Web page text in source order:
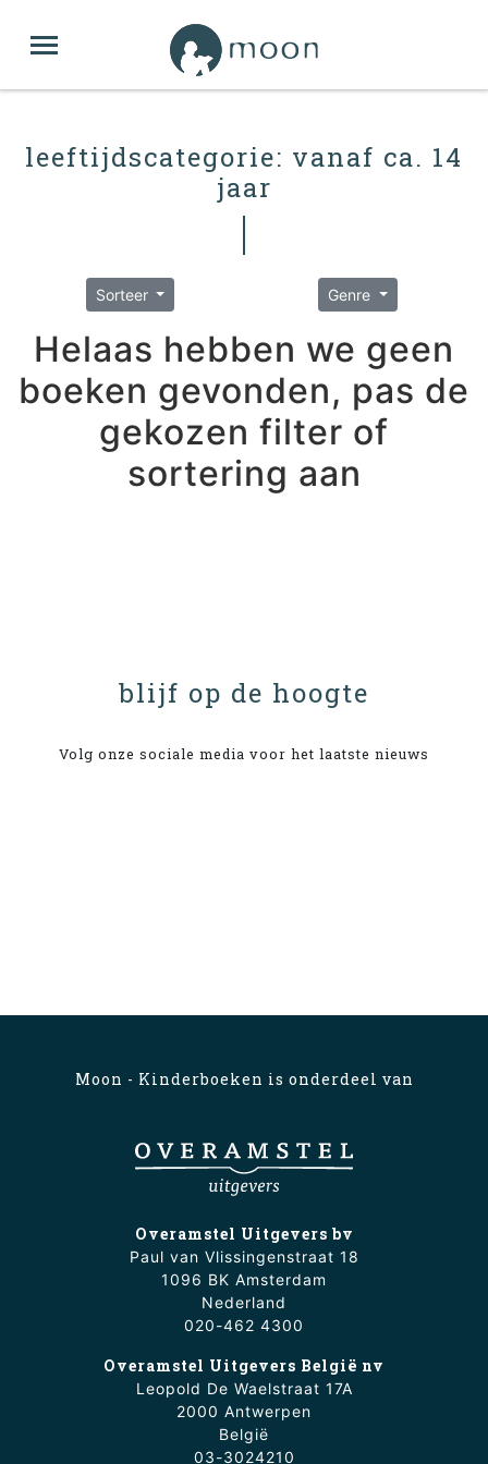
leeftijdscategorie: vanaf ca. 14
jaar
Sorteer Genre
Helaas hebben we geen
boeken gevonden, pas de
gekozen filter of
sortering aan
blijf op de hoogte
Volg onze sociale media voor het laatste nieuws
Moon - Kinderboeken is onderdeel van
Overamstel Uitgevers bv
Paul van Vlissingenstraat 18
1096 BK Amsterdam
Nederland
020-462 4300
Overamstel Uitgevers België nv
Leopold De Waelstraat 17A
2000 Antwerpen
België
03-3024210